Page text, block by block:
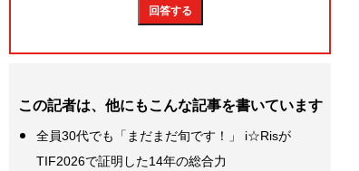
この記者は、他にもこんな記事を書いています
全員30代でも「まだまだ旬です！」 i☆Risが
TIF2026で証明した14年の総合力